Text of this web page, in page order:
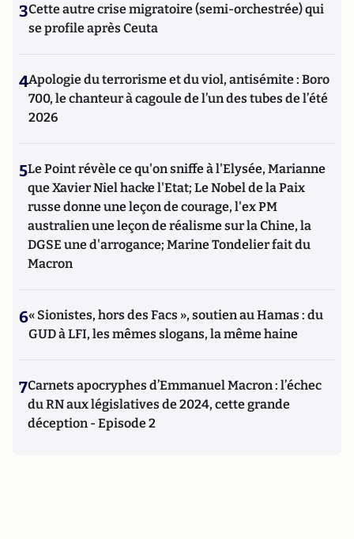
3Cette autre crise migratoire (semi-orchestrée) qui
se profile après Ceuta
4Apologie du terrorisme et du viol, antisémite : Boro
700, le chanteur à cagoule de l’un des tubes de l’été
2026
5Le Point révèle ce qu'on sniffe à l'Elysée, Marianne
que Xavier Niel hacke l'Etat; Le Nobel de la Paix
russe donne une leçon de courage, l'ex PM
australien une leçon de réalisme sur la Chine, la
DGSE une d'arrogance; Marine Tondelier fait du
Macron
6« Sionistes, hors des Facs », soutien au Hamas : du
GUD à LFI, les mêmes slogans, la même haine
7Carnets apocryphes d’Emmanuel Macron : l’échec
du RN aux législatives de 2024, cette grande
déception - Episode 2